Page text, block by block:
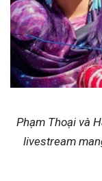
Phạm Thoại và
livestream